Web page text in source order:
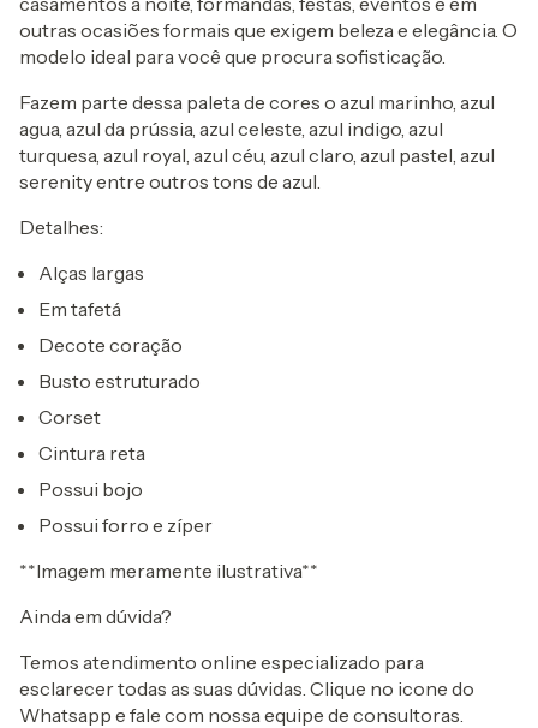
outras ocasiões formais que exigem beleza e elegância. O
modelo ideal para você que procura sofisticação.
Fazem parte dessa paleta de cores o azul marinho, azul
agua, azul da prússia, azul celeste, azul indigo, azul
turquesa, azul royal, azul céu, azul claro, azul pastel, azul
serenity entre outros tons de azul.
Detalhes:
Alças largas
Em tafetá
Decote coração
Busto estruturado
Corset
Cintura reta
Possui bojo
Possui forro e zíper
**Imagem meramente ilustrativa**
Ainda em dúvida?
Temos atendimento online especializado para
esclarecer todas as suas dúvidas. Clique no icone do
Whatsapp e fale com nossa equipe de consultoras.